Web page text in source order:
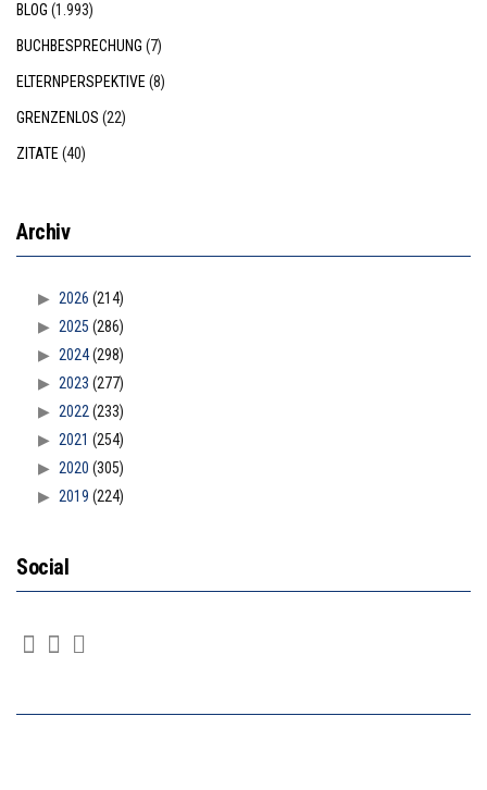
BLOG (1.993)
BUCHBESPRECHUNG (7)
ELTERNPERSPEKTIVE(8)
GRENZENLOS (22)
ZITATE(40)
Archiv
2026 (214)
2025 (286)
2024(298)
2023 (277)
2022(233)
2021 (254)
2020 (305)
2019 (224)
Social